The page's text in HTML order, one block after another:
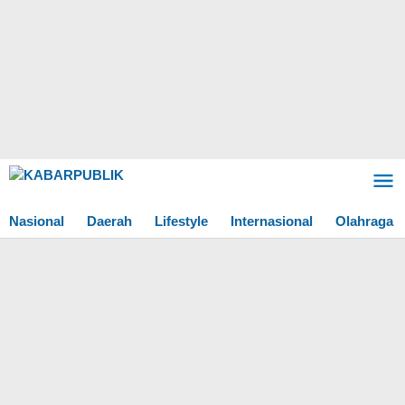
Lewati
Nasional
Daerah Lifestyle Internasional Olahraga